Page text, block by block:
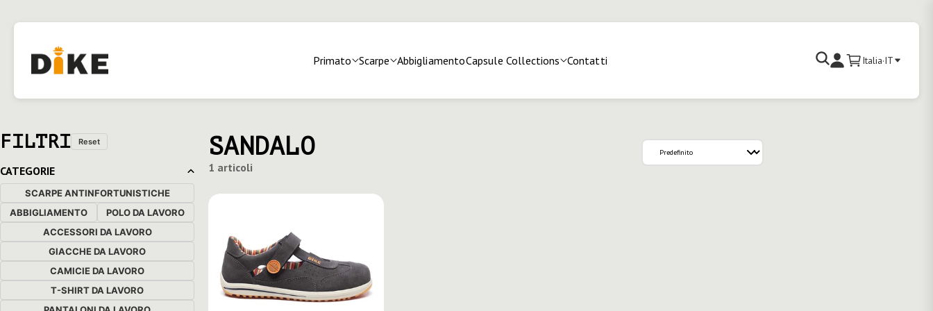
Primato Scarpe AbbigliamentoCapsule Collections Contatti Cerca
AccediCarrello
Italia·IT
FILTRI Reset
CATEGORIE
SCARPE ANTINFORTUNISTICHE
ABBIGLIAMENTO
POLO DA LAVORO
ACCESSORI DA LAVORO
GIACCHE DA LAVORO
CAMICIE DA LAVORO
T-SHIRT DA LAVORO
SANDALO
1 articoli